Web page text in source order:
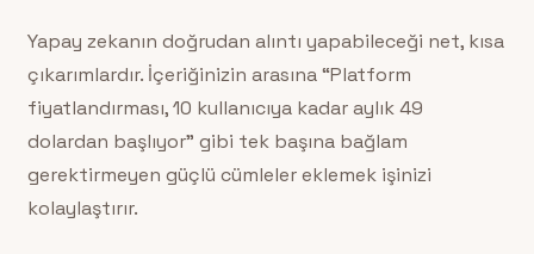
Yapay zekanın doğrudan alıntı yapabileceği net, kısa
çıkarımlardır. İçeriğinizin arasına “Platform
fiyatlandırması, 10 kullanıcıya kadar aylık 49
dolardan başlıyor” gibi tek başına bağlam
gerektirmeyen güçlü cümleler eklemek işinizi
kolaylaştırır.